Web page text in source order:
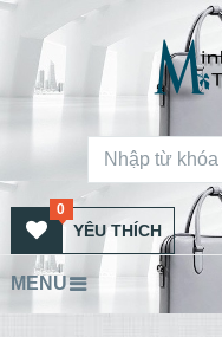
YÊU THÍCH
0
MENU